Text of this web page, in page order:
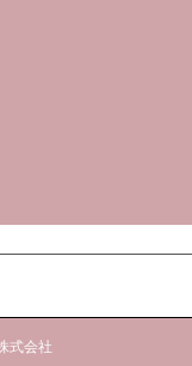
式会社